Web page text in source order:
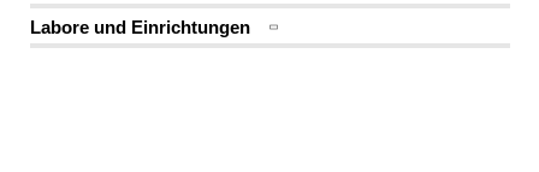
Labore und Einrichtungen